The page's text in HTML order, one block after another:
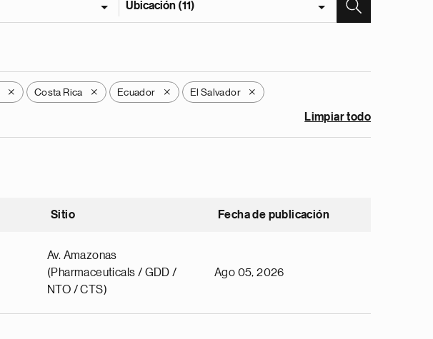
Ubicación (11)
X Costa Rica X Ecuador X El Salvador X
Limpiar todo
Sitio Fecha de publicación
Av. Amazonas
(Pharmaceuticals / GDD /
NTO / CTS)
Ago 05, 2026